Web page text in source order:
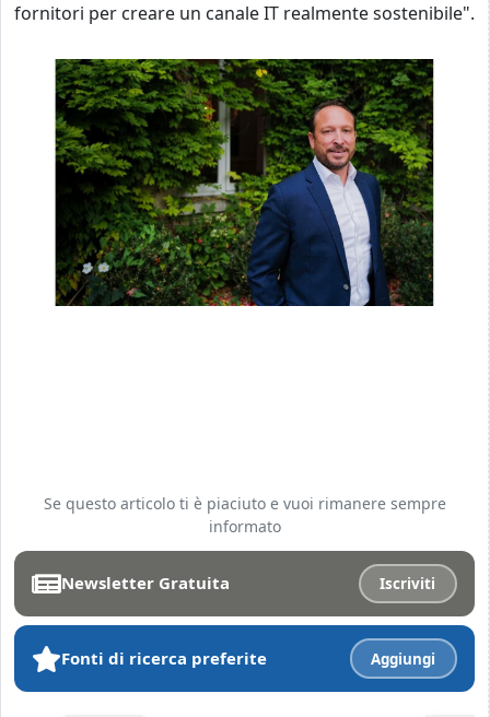
fornitori per creare un canale IT realmente sostenibile".
Se questo articolo ti è piaciuto e vuoi rimanere sempre
informato
Newsletter Gratuita Iscriviti
Fonti di ricerca preferite Aggiungi